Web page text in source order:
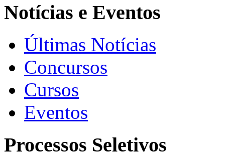
Notícias e Eventos
Últimas Notícias
Concursos
Cursos
Eventos
Processos Seletivos